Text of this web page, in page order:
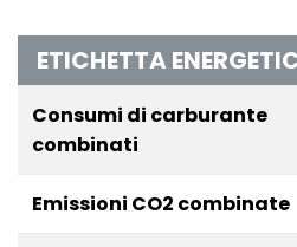
ETICHETTA
Consumi di carburante
combinati
Emissioni CO2 combinate